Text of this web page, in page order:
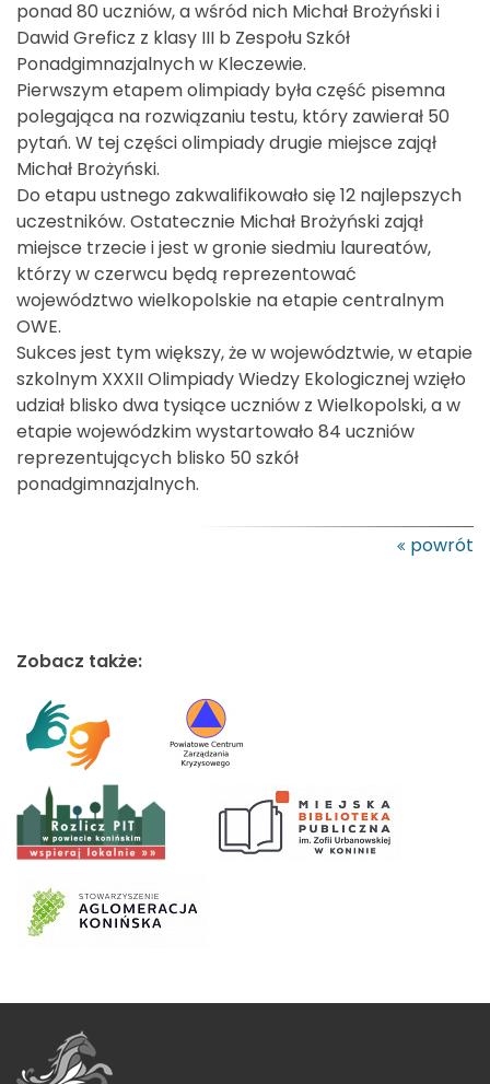
ponad 80 uczniów, a wśród nich Michał Brożyński i
Dawid Greficz z klasy III b Zespołu Szkół
Ponadgimnazjalnych w Kleczewie.
Pierwszym etapem olimpiady była część pisemna
polegająca na rozwiązaniu testu, który zawierał 50
pytań. W tej części olimpiady drugie miejsce zajął
Michał Brożyński.
Do etapu ustnego zakwalifikowało się 12 najlepszych
uczestników. Ostatecznie Michał Brożyński zajął
miejsce trzecie i jest w gronie siedmiu laureatów,
którzy w czerwcu będą reprezentować
województwo wielkopolskie na etapie centralnym
OWE.
Sukces jest tym większy, że w województwie, w etapie
szkolnym XXXII Olimpiady Wiedzy Ekologicznej wzięło
udział blisko dwa tysiące uczniów z Wielkopolski, a w
etapie wojewódzkim wystartowało 84 uczniów
reprezentujących blisko 50 szkół
ponadgimnazjalnych.
powrót
Zobacz także: